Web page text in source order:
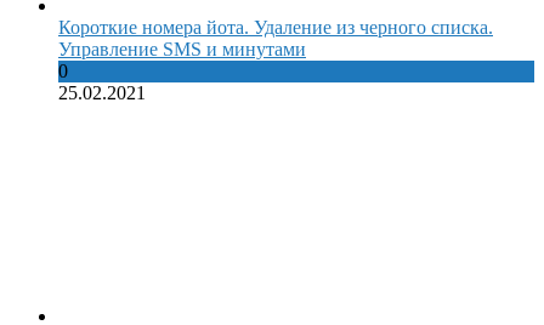
Короткие номера йота. Удаление из черного списка.
Управление SMS и минутами
0
25.02.2021